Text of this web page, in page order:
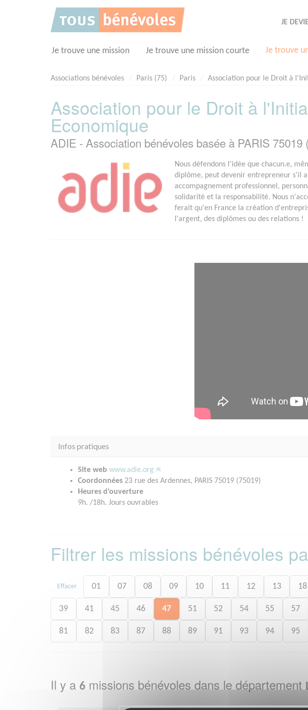
JE
Je trouve une mission Je trouve une mission courte Je trouve
Associations bénévoles Paris (75) Paris Association pour le Droit à
Association pour le Droit à
Economique
ADIE - Association bénévoles basée à PARIS 75019
Nous défendons l'idée que chacun.e,
diplôme, peut devenir entrepreneur s'il
accompagnement professionnel,
solidarité et la responsabilité. Nous
ferait qu'en France la création
l'argent, des diplômes ou des relations !
Infos pratiques
Site web www.adie.org
Coordonnées 23 rue des Ardennes, PARIS 75019 (75019)
Heures d'ouverture
9h. /18h. Jours ouvrables
Filtrer les missions bénévoles
Effacer 01 07 08 09 10 11 12 13 18
39 41 45 46 47 51 52 54 55 57
81 82 83 87 88 89 91 93 94 95
Il y a 6 missions bénévoles dans le département